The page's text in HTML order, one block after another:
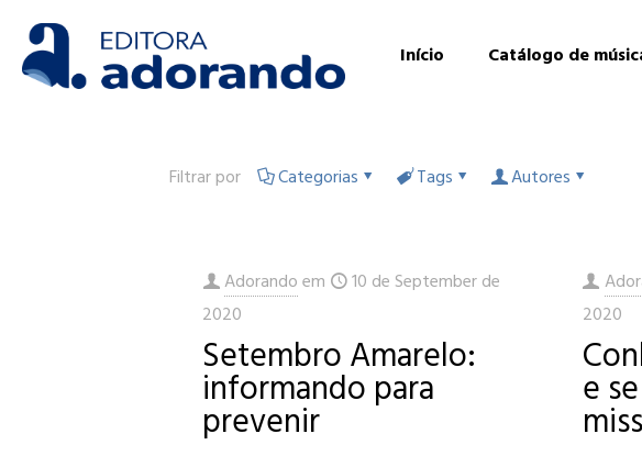
Início Catálogo de
Filtrar por Categorias Tags Autores
Adorando em
10 de September de
2020
Setembro Amarelo:
informando para
prevenir
2020
e